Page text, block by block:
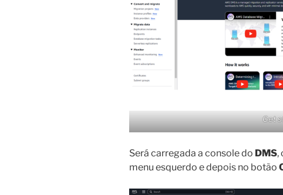
Get
Será carregada a console do DMS,
menu esquerdo e depois no botão